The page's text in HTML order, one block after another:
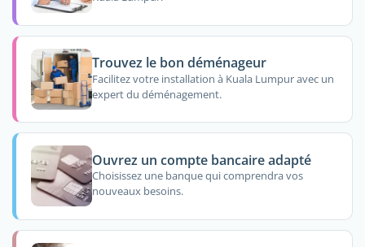
Trouvez le bon déménageur
Facilitez votre installation à Kuala Lumpur avec un
expert du déménagement.
Ouvrez un compte bancaire adapté
Choisissez une banque qui comprendra vos
nouveaux besoins.